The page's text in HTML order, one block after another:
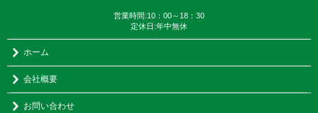
営業時間:10：00～18：30
定休日:年中無休
ホーム
会社概要
お問い合わせ